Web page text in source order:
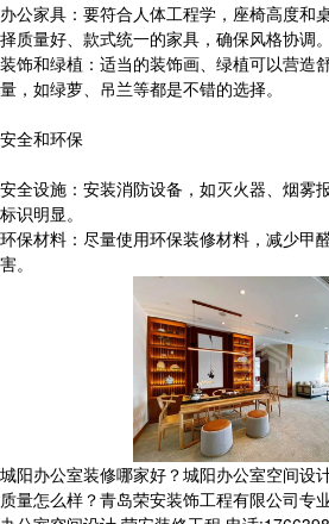
办公家具：要符合人体工程学，座椅高度和
择质量好、款式统一的家具，确保风格协调。
装饰和绿植：适当的装饰画、绿植可以营造
量，如绿萝、吊兰等都是不错的选择。
安全和环保
安全设施：安装消防设备，如灭火器、烟雾
标识明显。
环保材料：尽量使用环保装修材料，减少甲
害。
城阳办公室装修哪家好？城阳办公室空间设
质量怎么样？青岛荣安装饰工程有限公司专